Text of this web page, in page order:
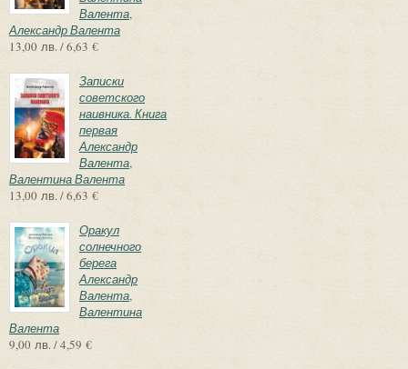
Валента,
Александр Валента
13,00 лв. / 6,63 €
Записки
советского
наивника. Книга
первая
Александр
Валента,
Валентина Валента
13,00 лв. / 6,63 €
Оракул
солнечного
берега
Александр
Валента,
Валентина
Валента
9,00 лв. / 4,59 €